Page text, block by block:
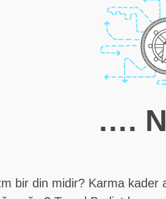
….
bir din midir? Karma kader